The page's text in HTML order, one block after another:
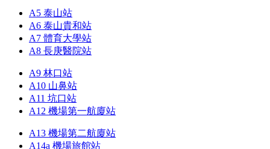
A5 泰山站
A6 泰山貴和站
A7 體育大學站
A8 長庚醫院站
A9 林口站
A10 山鼻站
A11 坑口站
A12 機場第一航廈站
A13 機場第二航廈站
A14a 機場旅館站